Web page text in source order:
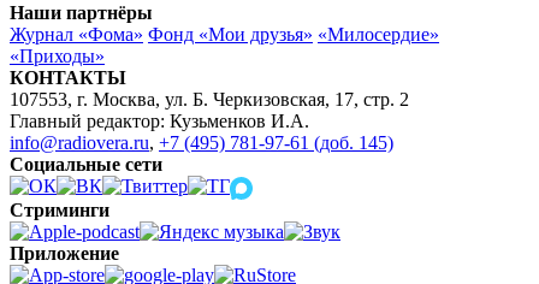
Наши партнёры
Журнал «Фома» Фонд «Мои друзья» «Милосердие»
«Приходы»
КОНТАКТЫ
107553, г. Москва, ул. Б. Черкизовская, 17, стр. 2
Главный редактор: Кузьменков И.А.
info@radiovera.ru, +7 (495) 781-97-61 (доб. 145)
Социальные сети
Стриминги
Приложение